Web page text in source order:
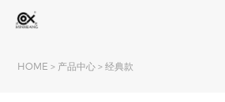
HOME > 产品中心 >经典款